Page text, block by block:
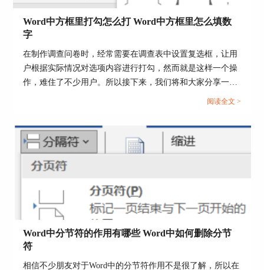
图4：文件保存
二、Word文档怎么转换成PPT文件
两种方法：
方法一：大纲视图法（适用于内容结构清晰的
Word 文档）
1、在Word中整理好文档内容大纲，确保文档中的
标题样式（如标题1、标题2 等）使用正确，这些
Word中方框里打勾怎么打 Word中方框里怎么填数
字
在制作调查问卷时，经常需要在调查表中设置复选框，让用
户根据实际情况对选项内容进行打勾，然而就是这样一个操
作，难住了不少用户。所以接下来，我们将和大家分享一下
Word中方框里打勾怎么打，Word中方框里怎么填数字的具
阅读全文 >
Word中分节符的作用有哪些 Word中如何删除分节
符
相信不少朋友对于Word中的分节符作用不是很了解，所以在